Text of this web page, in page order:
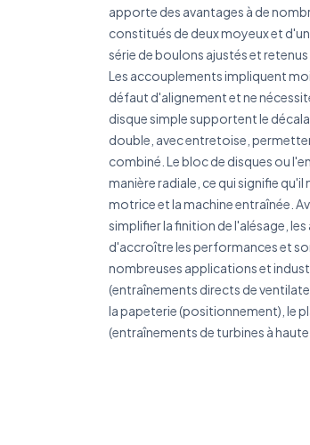
apporte des avantages à de
constitués de deux moyeux et
série de boulons ajustés et
Les accouplements impliquent
défaut d'alignement et ne
disque simple supportent le
double, avec entretoise,
combiné. Le bloc de disques ou
manière radiale, ce qui signifie
motrice et la machine entraînée.
simplifier la finition de l'alésage,
d'accroître les performances et
nombreuses applications et
(entraînements directs de
la papeterie (positionnement), le
(entraînements de turbines à haute